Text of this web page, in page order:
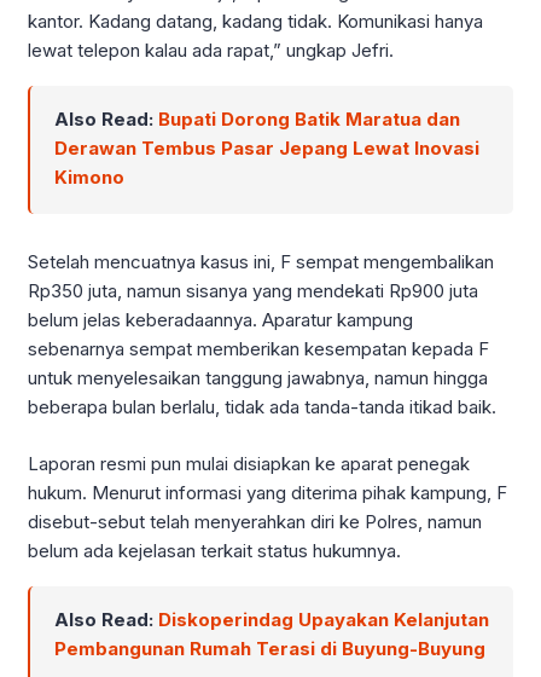
kantor. Kadang datang, kadang tidak. Komunikasi hanya
lewat telepon kalau ada rapat,” ungkap Jefri.
Also Read: Bupati Dorong Batik Maratua dan
Derawan Tembus Pasar Jepang Lewat Inovasi
Kimono
Setelah mencuatnya kasus ini, F sempat mengembalikan
Rp350 juta, namun sisanya yang mendekati Rp900 juta
belum jelas keberadaannya. Aparatur kampung
sebenarnya sempat memberikan kesempatan kepada F
untuk menyelesaikan tanggung jawabnya, namun hingga
beberapa bulan berlalu, tidak ada tanda-tanda itikad baik.
Laporan resmi pun mulai disiapkan ke aparat penegak
hukum. Menurut informasi yang diterima pihak kampung, F
disebut-sebut telah menyerahkan diri ke Polres, namun
belum ada kejelasan terkait status hukumnya.
Also Read: Diskoperindag Upayakan Kelanjutan
Pembangunan Rumah Terasi di Buyung-Buyung